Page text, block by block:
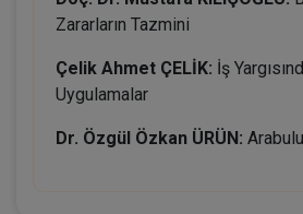
Zararların Tazmini
Çelik Ahmet ÇELİK: İş
Uygulamalar
Dr. Özgül Özkan ÜRÜN: